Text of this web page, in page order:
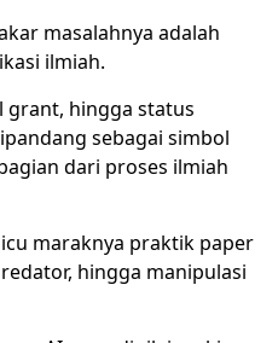
masalahnya adalah
ilmiah.
grant, hingga status
sebagai simbol
dari proses ilmiah
maraknya praktik paper
hingga manipulasi